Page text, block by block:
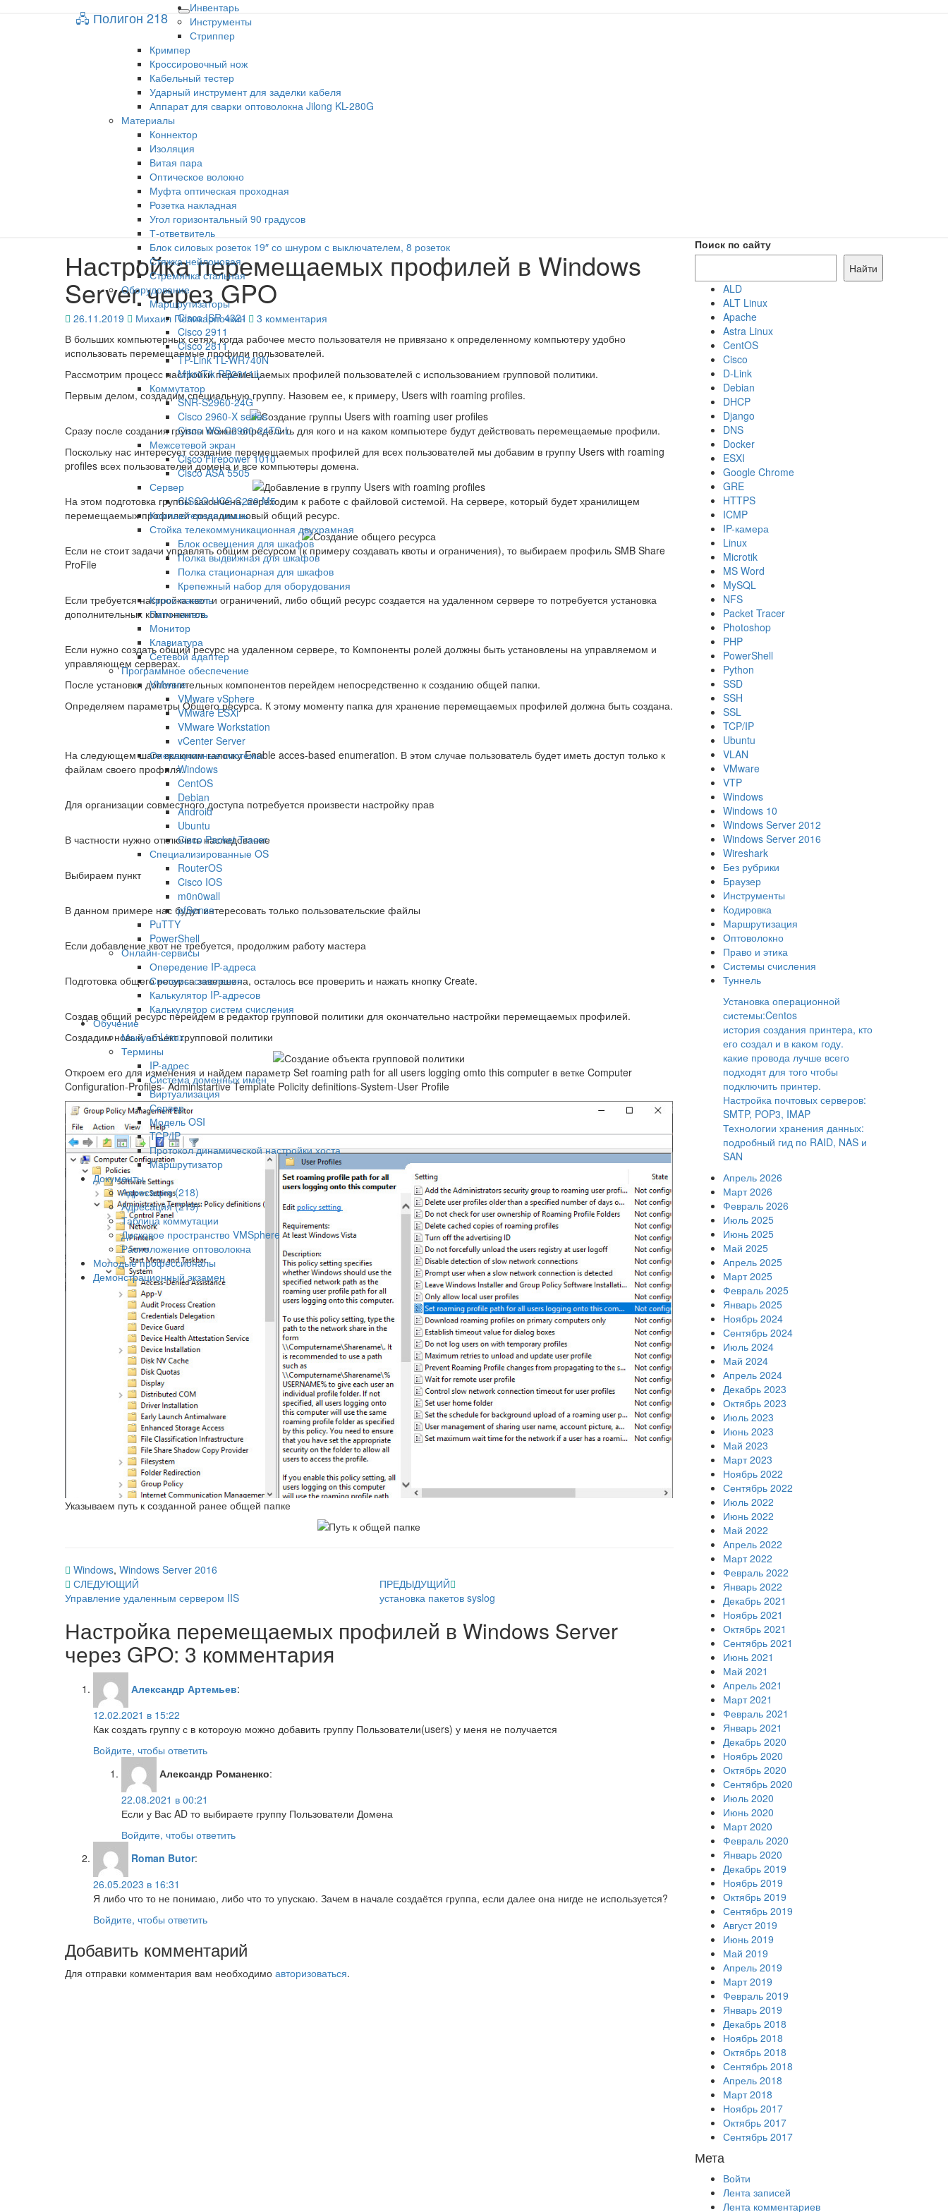
Toggle
navigation
🖧 Полигон 218
Инвентарь
Инструменты
Стриппер
Кримпер
Кроссировочный нож
Кабельный тестер
Ударный инструмент для заделки кабеля
Аппарат для сварки оптоволокна Jilong KL-280G
Материалы
Коннектор
Изоляция
Витая пара
Оптическое волокно
Муфта оптическая проходная
Розетка накладная
Угол горизонтальный 90 градусов
Т-ответвитель
Блок силовых розеток 19″ со шнуром с выключателем, 8 розеток
Стяжка нейлоновая
Стремянка стальная
Оборудование
Маршрутизаторы
Cisco ISR 4321
Cisco 2911
Cisco 2811
TP-Link TL-WR740N
MikroTik RB2011iL
Коммутатор
SNR-S2960-24G
Cisco 2960-X series
Cisco WS-C2960-24TC-L
Межсетевой экран
Cisco Firepower 1010
Cisco ASA 5505
Сервер
CISCO UCS C220 M5
Компьютерная мышь
Стойка телекоммуникационная двухрамная
Блок освещения для шкафов
Полка выдвижная для шкафов
Полка стационарная для шкафов
Крепежный набор для оборудования
Кросс-панель
Патч-панель
Монитор
Клавиатура
Сетевой адаптер
Программное обеспечение
VMware
VMware vSphere
VMware ESXi
VMware Workstation
vCenter Server
Операционные системы
Windows
CentOS
Debian
Android
Ubuntu
Cisco Packet Tracer
Специализированные OS
RouterOS
Cisco IOS
m0n0wall
pfSense
PuTTY
PowerShell
Онлайн-сервисы
Опередение IP-адреса
Системы счисления
Калькулятор IP-адресов
Калькулятор систем счисления
Обучение
Мануал Linux
Термины
IP-адрес
Система доменных имен
Виртуализация
Сервер
Модель OSI
TCP/IP
Протокол динамической настройки хоста
Маршрутизатор
Документы
Адресация (218)
Адресация (219)
Таблица коммутации
Дисковое пространство VMSphere
Расположение оптоволокна
Молодые профессионалы
Демонстрационный экзамен
🖧 Полигон 218
Учебный портал
Настройка
перемещаемых
профилей
в
Windows
через
GPO
Настройка перемещаемых профилей в Windows
Server через GPO
26.11.2019 Михаил Поликарпочкин Комментарии
3 комментария
В больших компьютерных сетях, когда рабочее место пользователя не привязано к определенному компьютеру удобно
использовать перемещаемые профили пользователей.
Рассмотрим процесс настройки перемещаемых профилей пользователей с использованием групповой политики.
Первым делом, создадим специальную группу. Назовем ее, к примеру, Users with roaming profiles.
Сразу после создания группы можно определить для кого и на каком компьютере будут действовать перемещаемые профили.
Поскольку нас интересует создание перемещаемых профилей для всех пользователей мы добавим в группу Users with roaming
profiles всех пользователей домена и все компьютеры домена.
На этом подготовка группы закончена, переходим к работе с файловой системой. На сервере, который будет хранилищем
перемещаемых профилей создадим новый общий ресурс.
Если не стоит задачи управлять общим ресурсом (к примеру создавать квоты и ограничения), то выбираем профиль SMB Share
ProFile
Если требуется настройка квот и ограничений, либо общий ресурс создается на удаленном сервере то потребуется установка
дополнительных компонентов.
Если нужно создать общий ресурс на удаленном сервере, то Компоненты ролей должны быть установлены на управляемом и
управляющем серверах.
После установки дополнительных компонентов перейдем непосредственно к созданию общей папки.
Определяем параметры Общего ресурса. К этому моменту папка для хранение перемещаемых профилей должна быть создана.
На следующем шаге включим галочку Enable acces-based enumeration. В этом случае пользователь будет иметь доступ только к
файлам своего профиля.
Для организации совместного доступа потребуется произвести настройку прав
В частности нужно отключить наследование
Выбираем пункт
В данном примере нас будут интересовать только пользовательские файлы
Если добавление квот не требуется, продолжим работу мастера
Подготовка общего ресурса завершена, осталось все проверить и нажать кнопку Create.
Создав общий ресурс перейдем в редактор групповой политики для окончательно настройки перемещаемых профилей.
Создадим новый объект групповой политики
Откроем его для изменения и найдем параметр Set roaming path for all users logging omto this computer в ветке Computer
Configuration-Profiles- Administartive Template Policity definitions-System-User Profile
Указываем путь к созданной ранее общей папке
Windows, Windows Server 2016
Навигация
по
записям
СЛЕДУЮЩИЙ
Управление удаленным сервером IIS
ПРЕДЫДУЩИЙ
установка пакетов syslog
Настройка перемещаемых профилей в Windows Server
через GPO: 3 комментария
Александр Артемьев:
12.02.2021 в 15:22
Как создать группу с в котороую можно добавить группу Пользователи(users) у меня не получается
Войдите, чтобы ответить
Александр Романенко:
22.08.2021 в 00:21
Если у Вас AD то выбираете группу Пользователи Домена
Войдите, чтобы ответить
Roman Butor:
26.05.2023 в 16:31
Я либо что то не понимаю, либо что то упускаю. Зачем в начале создаётся группа, если далее она нигде не используется?
Войдите, чтобы ответить
Добавить комментарий
Для отправки комментария вам необходимо авторизоваться.
Поиск по сайту
Найти
ALD
ALT Linux
Apache
Astra Linux
CentOS
Cisco
D-Link
Debian
DHCP
Django
DNS
Docker
ESXI
Google Chrome
GRE
HTTPS
ICMP
IP-камера
Linux
Microtik
MS Word
MySQL
NFS
Packet Tracer
Photoshop
PHP
PowerShell
Python
SSD
SSH
SSL
TCP/IP
Ubuntu
VLAN
VMware
VTP
Windows
Windows 10
Windows Server 2012
Windows Server 2016
Wireshark
Без рубрики
Браузер
Инструменты
Кодировка
Маршрутизация
Оптоволокно
Право и этика
Системы счисления
Туннель
Установка операционной
системы:Centos
история создания принтера, кто
его создал и в каком году.
какие провода лучше всего
подходят для того чтобы
подключить принтер.
Настройка почтовых серверов:
SMTP, POP3, IMAP
Технологии хранения данных:
подробный гид по RAID, NAS и
SAN
Апрель 2026
Март 2026
Февраль 2026
Июль 2025
Июнь 2025
Май 2025
Апрель 2025
Март 2025
Февраль 2025
Январь 2025
Ноябрь 2024
Сентябрь 2024
Июль 2024
Май 2024
Апрель 2024
Декабрь 2023
Октябрь 2023
Июль 2023
Июнь 2023
Май 2023
Март 2023
Ноябрь 2022
Сентябрь 2022
Июль 2022
Июнь 2022
Май 2022
Апрель 2022
Март 2022
Февраль 2022
Январь 2022
Декабрь 2021
Ноябрь 2021
Октябрь 2021
Сентябрь 2021
Июнь 2021
Май 2021
Апрель 2021
Март 2021
Февраль 2021
Январь 2021
Декабрь 2020
Ноябрь 2020
Октябрь 2020
Сентябрь 2020
Июль 2020
Июнь 2020
Март 2020
Февраль 2020
Январь 2020
Декабрь 2019
Ноябрь 2019
Октябрь 2019
Сентябрь 2019
Август 2019
Июнь 2019
Май 2019
Апрель 2019
Март 2019
Февраль 2019
Январь 2019
Декабрь 2018
Ноябрь 2018
Октябрь 2018
Сентябрь 2018
Апрель 2018
Март 2018
Ноябрь 2017
Октябрь 2017
Сентябрь 2017
Мета
Войти
Лента записей
Лента комментариев